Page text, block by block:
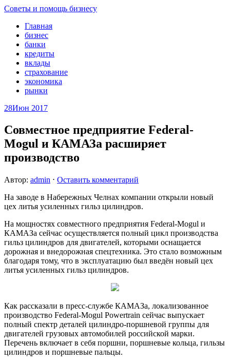
Советы и помощь бизнесу
Главная
бизнес
банки
кредиты
вклады
страхование
экономика
рынки
28Июн 2017
Совместное предприятие Federal-
Mogul и КАМАЗа расширяет
производство
Автор: admin ⋅ Оставить комментарий
На заводе в Набережных Челнах компании открыли новый
цех литья усиленных гильз цилиндров.
На мощностях совместного предприятия Federal-Mogul и
КАМАЗа сейчас осуществляется полный цикл производства
гильз цилиндров для двигателей, которыми оснащается
дорожная и внедорожная спецтехника. Это стало возможным
благодаря тому, что в эксплуатацию был введён новый цех
литья усиленных гильз цилиндров.
Как рассказали в пресс-службе КАМАЗа, локализованное
производство Federal-Mogul Powertrain сейчас выпускает
полный спектр деталей цилиндро-поршневой группы для
двигателей грузовых автомобилей российской марки.
Перечень включает в себя поршни, поршневые кольца, гильзы
цилиндров и поршневые пальцы.